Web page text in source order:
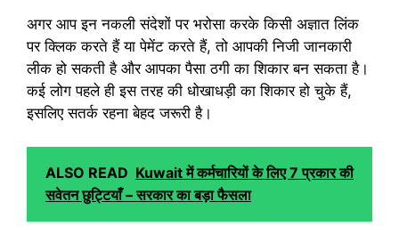
अगर आप इन नकली संदेशों पर भरोसा करके किसी अज्ञात लिंक
पर क्लिक करते हैं या पेमेंट करते हैं, तो आपकी निजी जानकारी
लीक हो सकती है और आपका पैसा ठगी का शिकार बन सकता है।
कई लोग पहले ही इस तरह की धोखाधड़ी का शिकार हो चुके हैं,
इसलिए सतर्क रहना बेहद जरूरी है।
ALSO READ Kuwait में कर्मचारियों के लिए 7 प्रकार की
सवेतन छुट्टियाँ – सरकार का बड़ा फैसला